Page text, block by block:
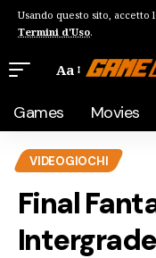
Usando questo sito, accetto
Termini d'Uso.
Aa
Games Movies
VIDEOGIOCHI
Final